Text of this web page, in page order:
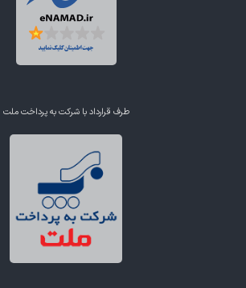
طرف قرارداد با شرکت به پرداخت ملت